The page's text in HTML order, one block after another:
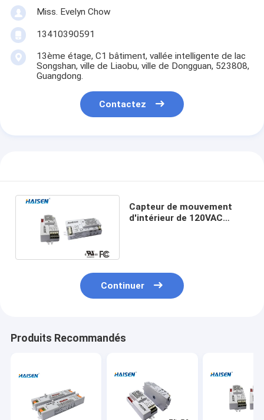
Miss. Evelyn Chow
13410390591
13ème étage, C1 bâtiment, vallée intelligente de lac
Songshan, ville de Liaobu, ville de Dongguan, 523808,
Guangdong.
Contactez
Capteur de mouvement
d'intérieur de 120VAC
Continuer
Produits Recommandés